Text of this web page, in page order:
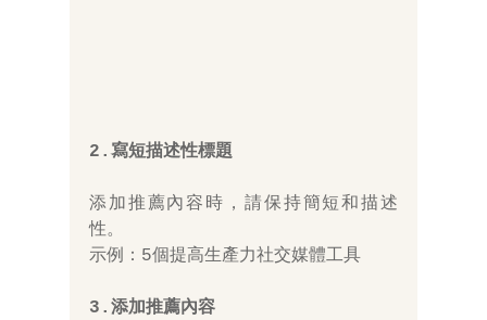
2.寫短描述性標題
添加推薦內容時，請保持簡短和描述
性。
示例：5個提高生產力社交媒體工具
3.添加推薦內容